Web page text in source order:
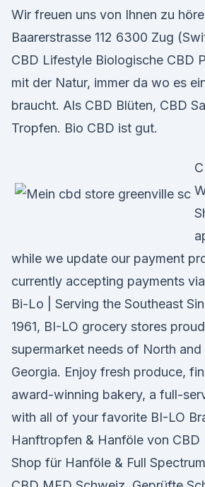
Wir freuen uns von Ihnen zu
Baarerstrasse 112 6300 Zug
CBD Lifestyle Biologische CBD
mit der Natur, immer da wo es
braucht. Als CBD Blüten, CBD
Tropfen. Bio CBD ist gut.
while we update our payment
currently accepting payments
Bi-Lo | Serving the Southeast
1961, BI-LO grocery stores
supermarket needs of North and
Georgia. Enjoy fresh produce,
award-winning bakery, a full-
with all of your favorite BI-LO
Hanftropfen & Hanföle von
Shop für Hanföle & Full